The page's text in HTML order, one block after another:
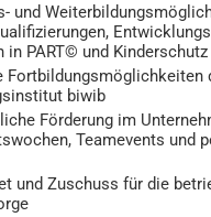
und
in PART© und Kinderschutz
Fortbildungsmöglichkeiten
biwib
Förderung im
Teamevents und
und Zuschuss für die